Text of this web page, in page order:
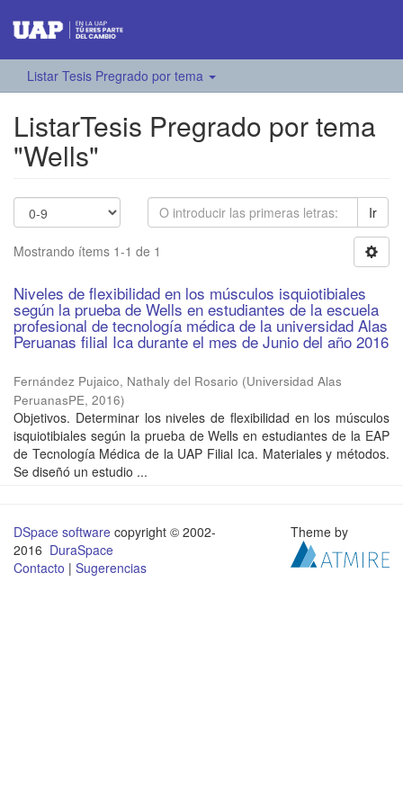
Listar Tesis Pregrado por tema
ListarTesis Pregrado por tema
"Wells"
Ir
Mostrando ítems 1-1 de 1
Niveles de flexibilidad en los músculos isquiotibiales
según la prueba de Wells en estudiantes de la escuela
profesional de tecnología médica de la universidad Alas
Peruanas filial Ica durante el mes de Junio del año 2016
Fernández Pujaico, Nathaly del Rosario (Universidad Alas
PeruanasPE, 2016)
Objetivos. Determinar los niveles de flexibilidad en los músculos
isquiotibiales según la prueba de Wells en estudiantes de la EAP
de Tecnología Médica de la UAP Filial Ica. Materiales y métodos.
Se diseñó un estudio ...
DSpace software copyright © 2002-
2016 DuraSpace
Contacto | Sugerencias
Theme by